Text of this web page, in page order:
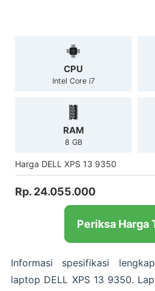
CPU
Intel Core i7
RAM
8 GB
Harga DELL XPS 13 9350
Rp. 24.055.000
Periksa Harga
Informasi spesifikasi
laptop DELL XPS 13 9350.